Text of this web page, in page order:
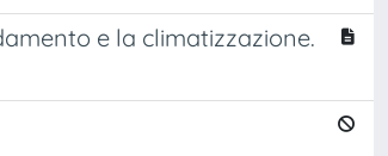
e la climatizzazione.